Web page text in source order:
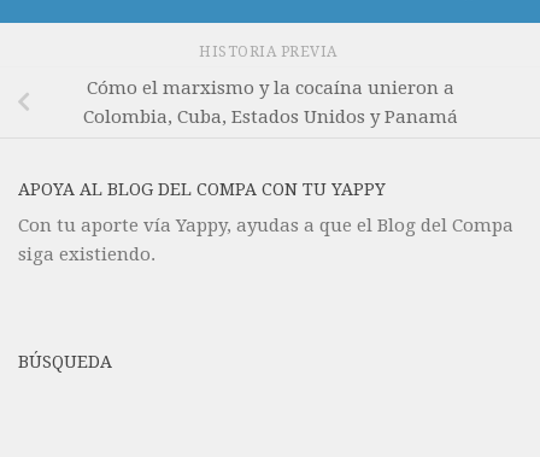
HISTORIA PREVIA
Cómo el marxismo y la cocaína unieron a
Colombia, Cuba, Estados Unidos y Panamá
APOYA AL BLOG DEL COMPA CON TU YAPPY
Con tu aporte vía Yappy, ayudas a que el Blog del Compa
siga existiendo.
BÚSQUEDA